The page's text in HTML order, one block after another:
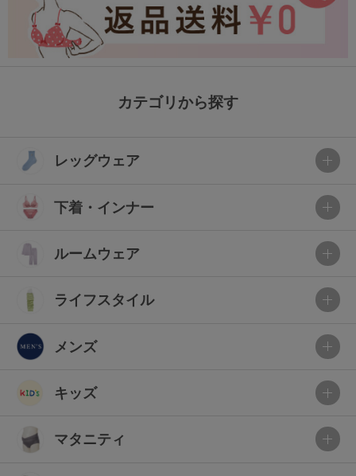
カテゴリから探す
レッグウェア
下着・インナー
ルームウェア
ライフスタイル
メンズ
キッズ
マタニティ